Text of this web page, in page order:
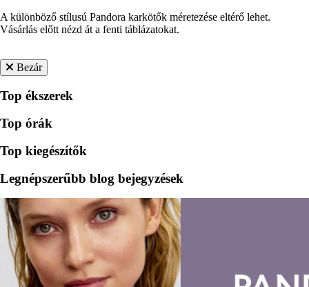
A különböző stílusú Pandora karkötők méretezése eltérő lehet.
Vásárlás előtt nézd át a fenti táblázatokat.
Bezár
Top ékszerek
Top órák
Top kiegészítők
Legnépszerűbb blog bejegyzések